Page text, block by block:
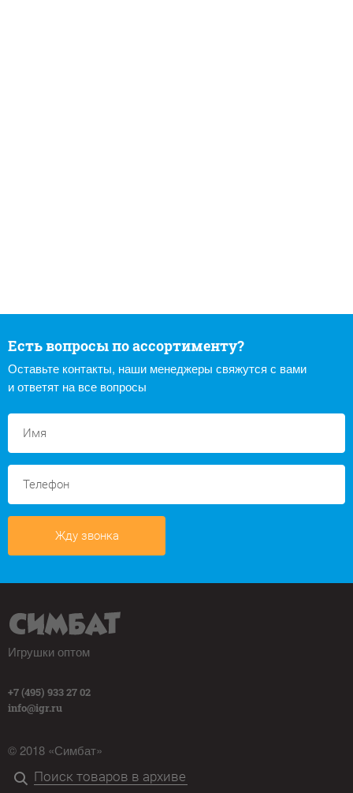
Есть вопросы по ассортименту?
Оставьте контакты, наши менеджеры свяжутся с вами
и ответят на все вопросы
Жду звонка
Игрушки оптом
+7 (495) 933 27 02
info@igr.ru
© 2018 «Симбат»